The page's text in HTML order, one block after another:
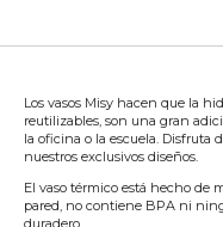
Los vasos Misy hacen que la
reutilizables, son una gran
la oficina o la escuela. Disfruta
nuestros exclusivos diseños.
El vaso térmico está hecho de
pared, no contiene BPA ni
duradero.